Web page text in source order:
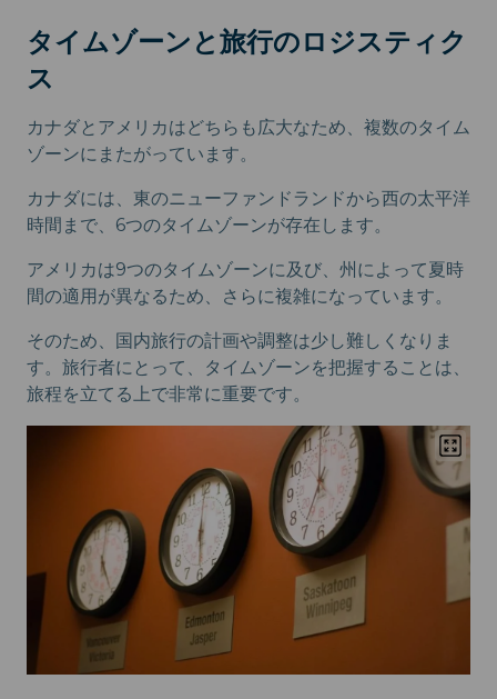
タイムゾーンと旅行のロジスティク
ス
カナダとアメリカはどちらも広大なため、複数のタイム
ゾーンにまたがっています。
カナダには、東のニューファンドランドから西の太平洋
時間まで、6つのタイムゾーンが存在します。
アメリカは9つのタイムゾーンに及び、州によって夏時
間の適用が異なるため、さらに複雑になっています。
そのため、国内旅行の計画や調整は少し難しくなりま
す。旅行者にとって、タイムゾーンを把握することは、
旅程を立てる上で非常に重要です。